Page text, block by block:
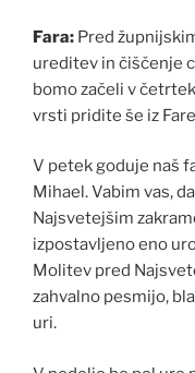
Fara: Pred
ureditev in čiščenje
bomo začeli v
vrsti pridite še iz
V petek goduje naš
Mihael. Vabim vas,
Najsvetejšim
izpostavljeno eno
Molitev pred
zahvalno pesmijo,
uri.